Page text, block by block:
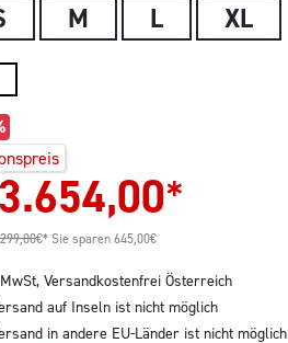
M L XL
3.654,00*
€* Sie sparen 645,00€
Versandkostenfrei Österreich
auf Inseln ist nicht möglich
in andere EU-Länder ist nicht möglich